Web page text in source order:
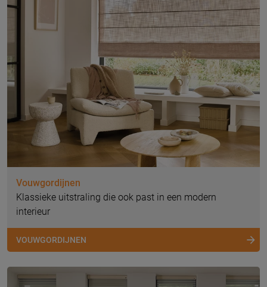
Vouwgordijnen
Klassieke uitstraling die ook past in een modern
interieur
VOUWGORDIJNEN